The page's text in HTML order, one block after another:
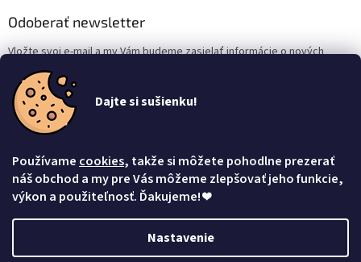
Dajte si sušienku!
Používame cookies, takže si môžete pohodlne prezerať
náš obchod a my pre Vás môžeme zlepšovať jeho funkcie,
výkon a použiteľnosť. Ďakujeme!❤
Nastavenie
Odoberať newsletter
Vložte svoj e-mail a my Vám budeme zasielať informácie o nových
produktoch na našom e-shope.
Email
Vložením e-mailu súhlasíte s
Prihlásiť sa
Vytvoril Shoptet